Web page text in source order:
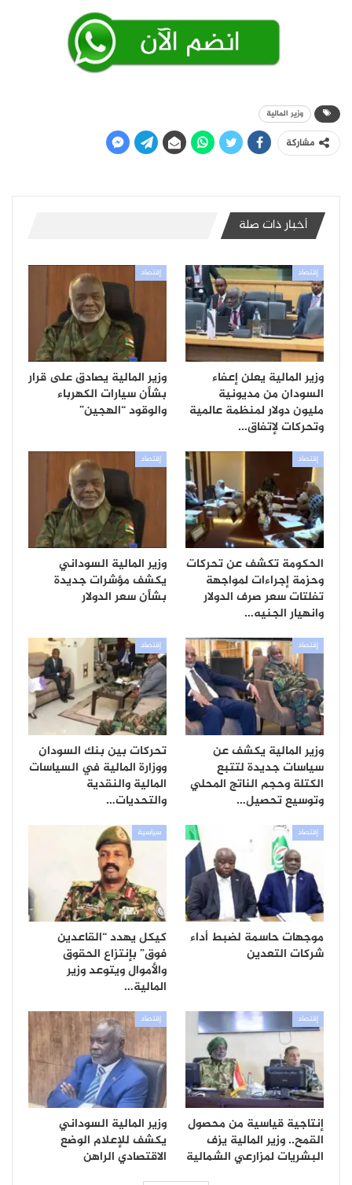
وزير المالية
مشاركة
أخبار ذات صلة
إقتصاد
وزير المالية يعلن إعفاء
السودان من مديونية
مليون دولار لمنظمة عالمية
وتحركات لإتفاق…
إقتصاد
وزير المالية يصادق على قرار
بشأن سيارات الكهرباء
والوقود “الهجين”
إقتصاد
الحكومة تكشف عن تحركات
وحزمة إجراءات لمواجهة
تفلتات سعر صرف الدولار
وانهيار الجنيه…
إقتصاد
وزير المالية السوداني
يكشف مؤشرات جديدة
بشأن سعر الدولار
إقتصاد
وزير المالية يكشف عن
سياسات جديدة لتتبع
الكتلة وحجم الناتج المحلي
وتوسيع تحصيل…
إقتصاد
تحركات بين بنك السودان
ووزارة المالية في السياسات
المالية والنقدية
والتحديات…
إقتصاد
موجهات حاسمة لضبط أداء
شركات التعدين
سياسية
كيكل يهدد “القاعدين
فوق” بإنتزاع الحقوق
والأموال ويتوعد وزير
المالية…
إقتصاد
إنتاجية قياسية من محصول
القمح.. وزير المالية يزف
البشريات لمزارعي الشمالية
إقتصاد
وزير المالية السوداني
يكشف للإعلام الوضع
الاقتصادي الراهن